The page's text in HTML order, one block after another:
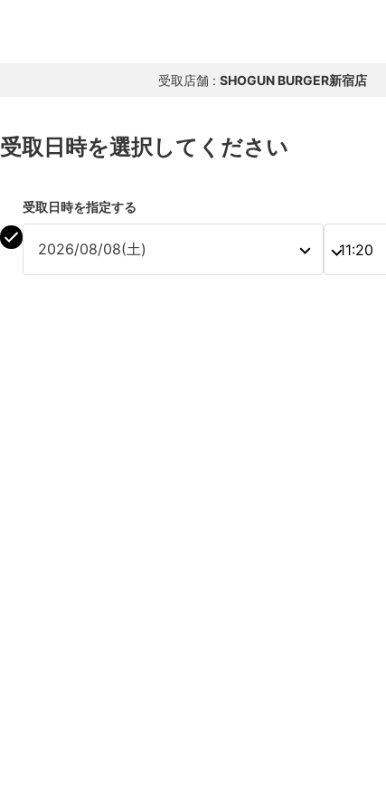
受取店舗 : SHOGUN BURGER新宿店
受取日時を選択してください
受取日時を指定する